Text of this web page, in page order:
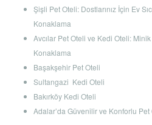
Şişli Pet Oteli: Dostlarınız İçin Ev
Konaklama
Avcılar Pet Oteli ve Kedi Oteli:
Konaklama
Başakşehir Pet Oteli
Sultangazi Kedi Oteli
Bakırköy Kedi Oteli
Adalar’da Güvenilir ve Konforlu Pet